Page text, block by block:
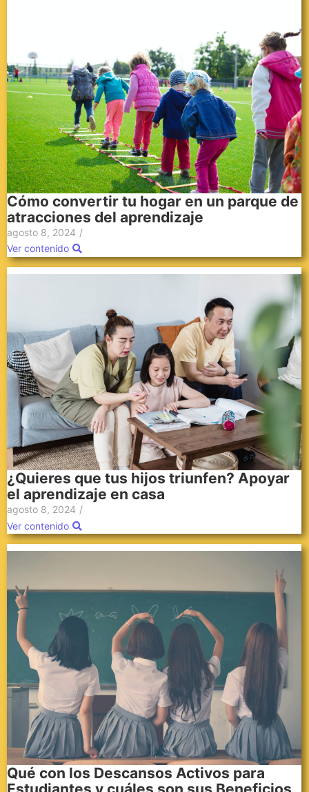
Cómo convertir tu hogar en un parque de
atracciones del aprendizaje
agosto 8, 2024 /
Ver contenido
¿Quieres que tus hijos triunfen? Apoyar
el aprendizaje en casa
agosto 8, 2024 /
Ver contenido
Qué con los Descansos Activos para